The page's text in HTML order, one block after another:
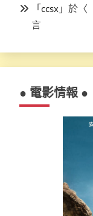
「ccsx 」於〈
言
● 電影情報 ●